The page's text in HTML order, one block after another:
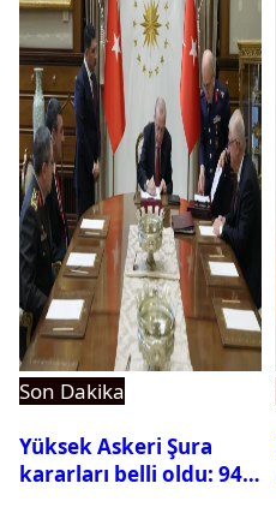
Son Dakika
Yüksek Askeri Şura
kararları belli oldu: 94